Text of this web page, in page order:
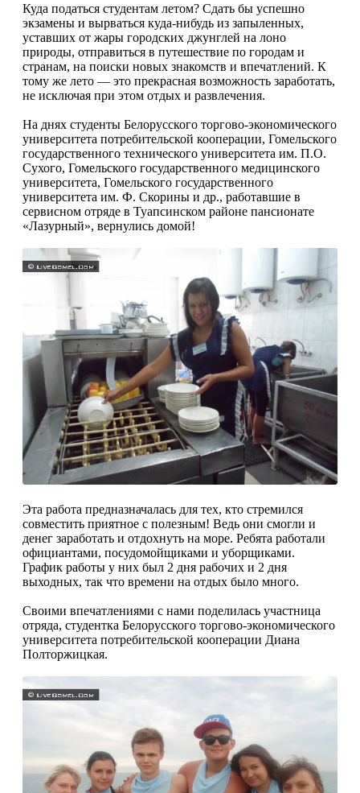
Куда податься студентам летом? Сдать бы успешно
экзамены и вырваться куда-нибудь из запыленных,
уставших от жары городских джунглей на лоно
природы, отправиться в путешествие по городам и
странам, на поиски новых знакомств и впечатлений. К
тому же лето — это прекрасная возможность заработать,
не исключая при этом отдых и развлечения.
На днях студенты Белорусского торгово-экономического
университета потребительской кооперации, Гомельского
государственного технического университета им. П.О.
Сухого, Гомельского государственного медицинского
университета, Гомельского государственного
университета им. Ф. Скорины и др., работавшие в
сервисном отряде в Туапсинском районе пансионате
«Лазурный», вернулись домой!
Эта работа предназначалась для тех, кто стремился
совместить приятное с полезным! Ведь они смогли и
денег заработать и отдохнуть на море. Ребята работали
официантами, посудомойщиками и уборщиками.
График работы у них был 2 дня рабочих и 2 дня
выходных, так что времени на отдых было много.
Своими впечатлениями с нами поделилась участница
отряда, студентка Белорусского торгово-экономического
университета потребительской кооперации Диана
Полторжицкая.